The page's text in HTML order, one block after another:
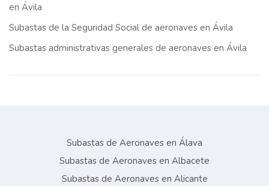
en Ávila
Subastas de la Seguridad Social de aeronaves en Ávila
Subastas administrativas generales de aeronaves en Ávila
Subastas de Aeronaves en Álava
Subastas de Aeronaves en Albacete
Subastas de Aeronaves en Alicante